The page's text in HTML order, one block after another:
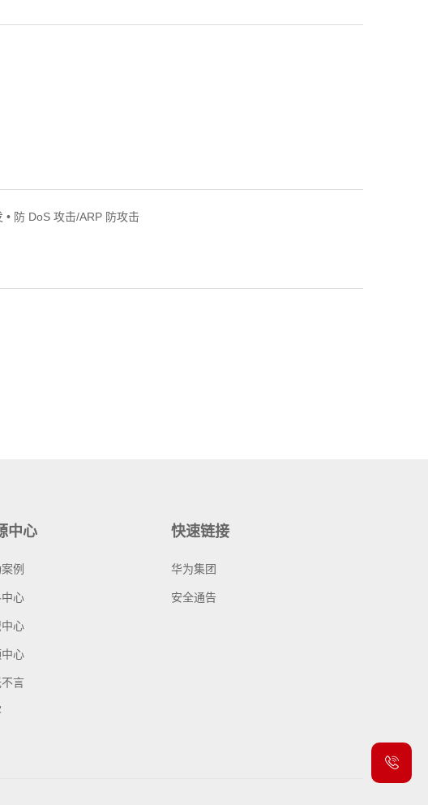
防 DoS 攻击/ARP 防攻击
中心
例
心
心
心
言
快速链接
华为集团
安全通告